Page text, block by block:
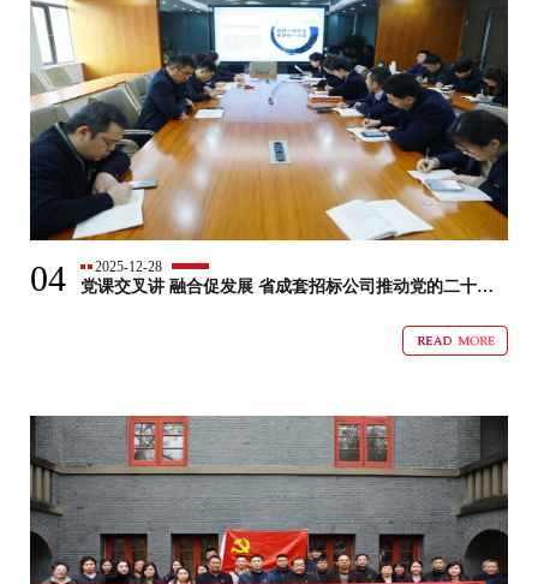
04 2025-12-28
党课交叉讲 融合促发展 省成套招标公司推动党的二十届